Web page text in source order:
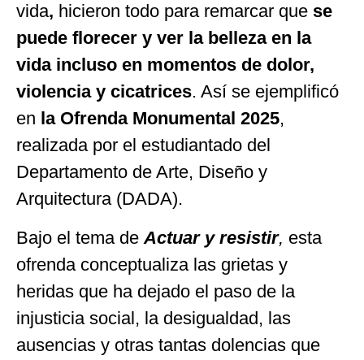
vida, hicieron todo para remarcar que se
puede florecer y ver la belleza en la
vida incluso en momentos de dolor,
violencia y cicatrices. Así se ejemplificó
en la Ofrenda Monumental 2025,
realizada por el estudiantado del
Departamento de Arte, Diseño y
Arquitectura (DADA).
Bajo el tema de Actuar y resistir, esta
ofrenda conceptualiza las grietas y
heridas que ha dejado el paso de la
injusticia social, la desigualdad, las
ausencias y otras tantas dolencias que